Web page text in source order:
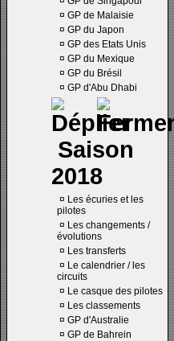
¤ GP de Malaisie
¤ GP du Japon
¤ GP des Etats Unis
¤ GP du Mexique
¤ GP du Brésil
¤ GP d'Abu Dhabi
Saison
2018
¤ Les écuries et les
pilotes
¤ Les changements /
évolutions
¤ Les transferts
¤ Le calendrier / les
circuits
¤ Le casque des pilotes
¤ Les classements
¤ GP d'Australie
¤ GP de Bahrein